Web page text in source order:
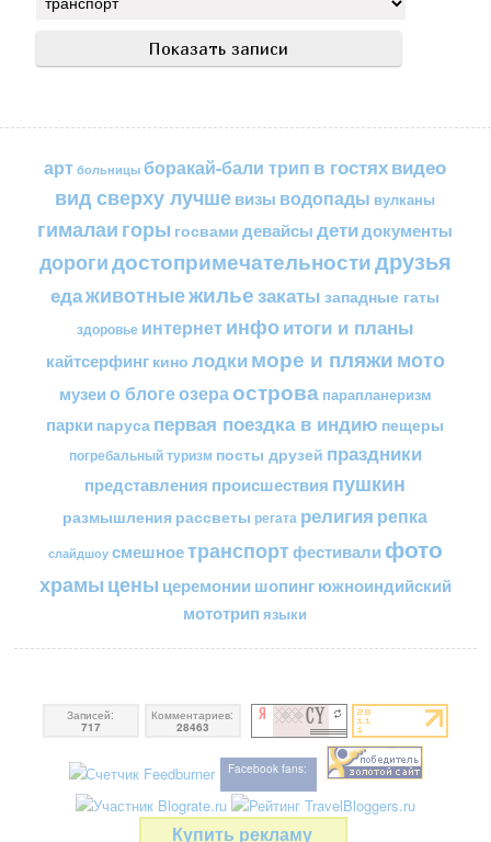
арт больницы боракай-бали трип в гостяхвидео
вид сверху лучшевизы водопады вулканы
гималаи горы госвами девайсы детидокументы
дорогидостопримечательностидрузья
едаживотныежильезакаты западные гаты
здоровье интернетинфоитоги и планы
кайтсерфинг кино лодкиморе и пляжимото
музеи о блогеозераострова парапланеризм
парки паруса первая поездка в индию пещеры
погребальный туризм посты друзей праздники
представления происшествия пушкин
размышления рассветы регата религия репка
слайдшоу смешноетранспортфестивали фото
храмы цены церемонии шопингюжноиндийский
мототрип языки
Записей:
717
Комментариев:
28463
Facebook fans:
Купить рекламу